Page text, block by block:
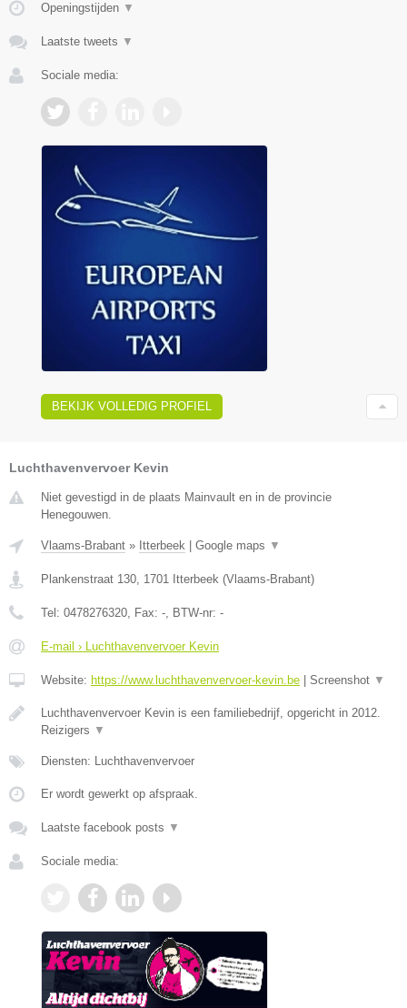
Openingstijden ▼
Laatste tweets ▼
Sociale media:
BEKIJK VOLLEDIG PROFIEL
Luchthavenvervoer Kevin
Niet gevestigd in de plaats Mainvault en in de provincie
Henegouwen.
Vlaams-Brabant » Itterbeek Google maps ▼
Plankenstraat 130, 1701 Itterbeek (Vlaams-Brabant)
Tel: 0478276320, Fax: -, BTW-nr: -
E-mail › Luchthavenvervoer Kevin
Website: https://www.luchthavenvervoer-kevin.be Screenshot ▼
Luchthavenvervoer Kevin is een familiebedrijf, opgericht in 2012.
Reizigers ▼
Diensten: Luchthavenvervoer
Er wordt gewerkt op afspraak.
Laatste facebook posts ▼
Sociale media: